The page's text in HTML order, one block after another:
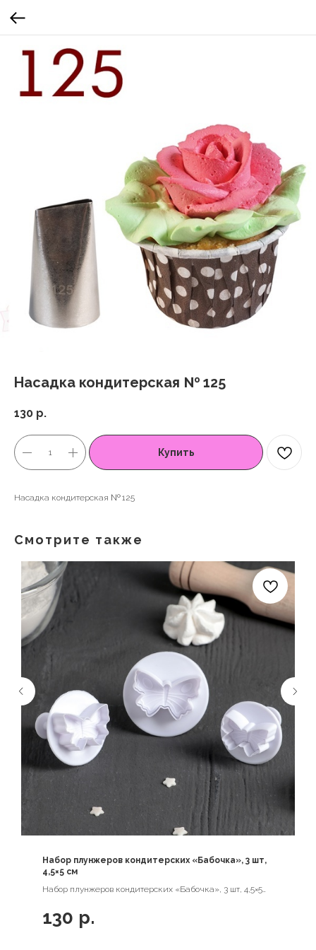
Насадка кондитерская № 125
130 р.
Купить
Насадка кондитерская № 125
Смотрите также
Набор плунжеров кондитерских «Бабочка», 3 шт,
4,5×5 см
Набор плунжеров кондитерских «Бабочка», 3 шт, 4,5×5
130 р.